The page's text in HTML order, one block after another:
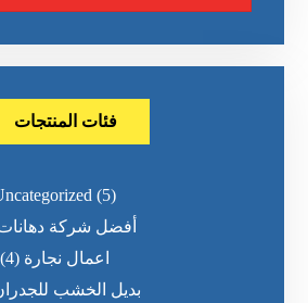
فئات المنتجات
(5)
أفضل شركة
اعمال نجارة (4)
بديل الخشب